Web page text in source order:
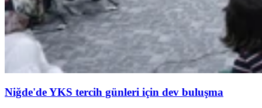
Niğde'de YKS tercih günleri için dev buluşma